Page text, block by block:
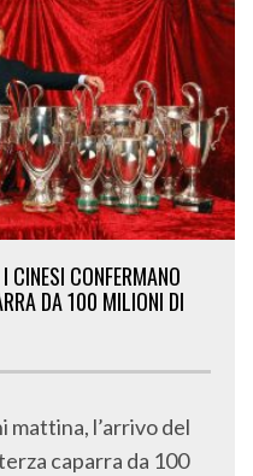
CONFERMANO
DA 100 MILIONI DI
mattina, l’arrivo del
caparra da 100